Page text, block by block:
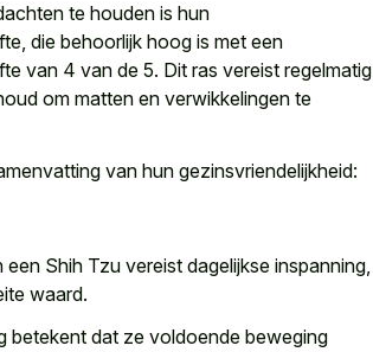
te houden is hun
die behoorlijk hoog is met een
van 4 van de 5. Dit ras vereist regelmatig
om matten en verwikkelingen te
van hun gezinsvriendelijkheid:
Shih Tzu vereist dagelijkse inspanning,
waard.
betekent dat ze voldoende beweging